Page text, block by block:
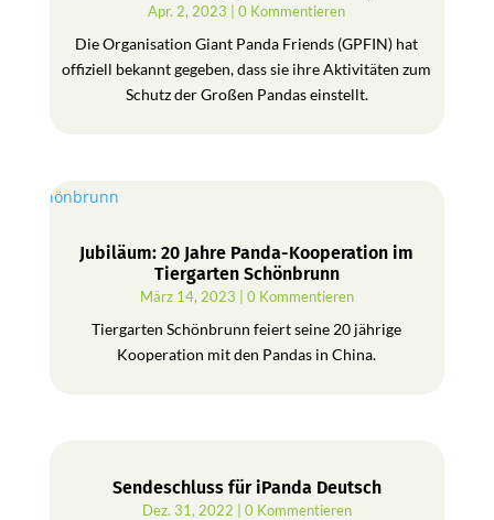
Apr. 2, 2023 | 0 Kommentieren
Die Organisation Giant Panda Friends (GPFIN) hat
offiziell bekannt gegeben, dass sie ihre Aktivitäten zum
Schutz der Großen Pandas einstellt.
Jubiläum: 20 Jahre Panda-Kooperation im
Tiergarten Schönbrunn
März 14, 2023 | 0 Kommentieren
Tiergarten Schönbrunn feiert seine 20 jährige
Kooperation mit den Pandas in China.
Sendeschluss für iPanda Deutsch
Dez. 31, 2022 | 0 Kommentieren